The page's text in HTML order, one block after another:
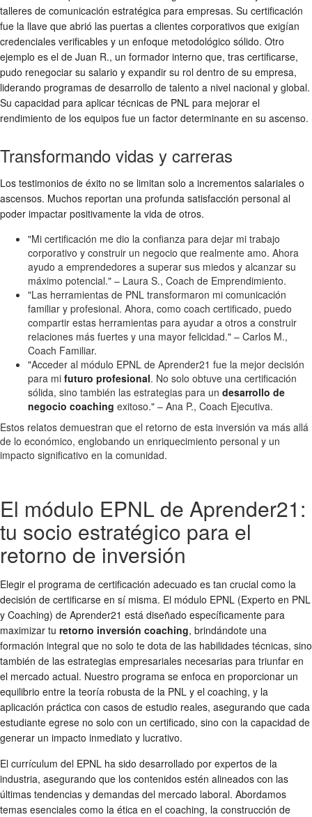
talleres de comunicación estratégica para empresas. Su certificación
fue la llave que abrió las puertas a clientes corporativos que exigían
credenciales verificables y un enfoque metodológico sólido. Otro
ejemplo es el de Juan R., un formador interno que, tras certificarse,
pudo renegociar su salario y expandir su rol dentro de su empresa,
liderando programas de desarrollo de talento a nivel nacional y global.
Su capacidad para aplicar técnicas de PNL para mejorar el
rendimiento de los equipos fue un factor determinante en su ascenso.
Transformando vidas y carreras
Los testimonios de éxito no se limitan solo a incrementos salariales o
ascensos. Muchos reportan una profunda satisfacción personal al
poder impactar positivamente la vida de otros.
"Mi certificación me dio la confianza para dejar mi trabajo
corporativo y construir un negocio que realmente amo. Ahora
ayudo a emprendedores a superar sus miedos y alcanzar su
máximo potencial." – Laura S., Coach de Emprendimiento.
"Las herramientas de PNL transformaron mi comunicación
familiar y profesional. Ahora, como coach certificado, puedo
compartir estas herramientas para ayudar a otros a construir
relaciones más fuertes y una mayor felicidad." – Carlos M.,
Coach Familiar.
"Acceder al módulo EPNL de Aprender21 fue la mejor decisión
para mi futuro profesional. No solo obtuve una certificación
sólida, sino también las estrategias para un desarrollo de
negocio coaching exitoso." – Ana P., Coach Ejecutiva.
Estos relatos demuestran que el retorno de esta inversión va más allá
de lo económico, englobando un enriquecimiento personal y un
impacto significativo en la comunidad.
El módulo EPNL de Aprender21:
tu socio estratégico para el
retorno de inversión
Elegir el programa de certificación adecuado es tan crucial como la
decisión de certificarse en sí misma. El módulo EPNL (Experto en PNL
y Coaching) de Aprender21 está diseñado específicamente para
maximizar tu retorno inversión coaching, brindándote una
formación integral que no solo te dota de las habilidades técnicas, sino
también de las estrategias empresariales necesarias para triunfar en
el mercado actual. Nuestro programa se enfoca en proporcionar un
equilibrio entre la teoría robusta de la PNL y el coaching, y la
aplicación práctica con casos de estudio reales, asegurando que cada
estudiante egrese no solo con un certificado, sino con la capacidad de
generar un impacto inmediato y lucrativo.
El currículum del EPNL ha sido desarrollado por expertos de la
industria, asegurando que los contenidos estén alineados con las
últimas tendencias y demandas del mercado laboral. Abordamos
temas esenciales como la ética en el coaching, la construcción de